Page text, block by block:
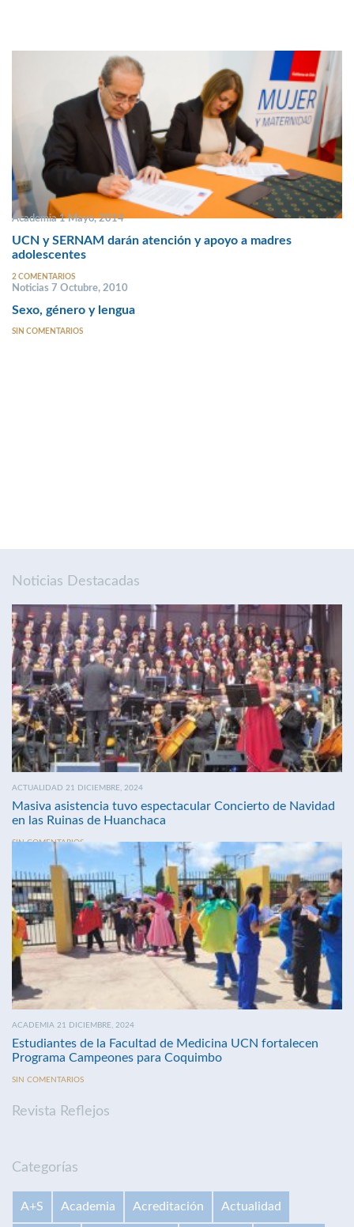
Academia 1 Mayo, 2014
UCN y SERNAM darán atención y apoyo a madres
adolescentes
2 COMENTARIOS
Noticias 7 Octubre, 2010
Sexo, género y lengua
SIN COMENTARIOS
Noticias Destacadas
ACTUALIDAD 21 DICIEMBRE, 2024
Masiva asistencia tuvo espectacular Concierto de Navidad
en las Ruinas de Huanchaca
SIN COMENTARIOS
ACADEMIA 21 DICIEMBRE, 2024
Estudiantes de la Facultad de Medicina UCN fortalecen
Programa Campeones para Coquimbo
SIN COMENTARIOS
Revista Reflejos
Categorías
A+S Academia Acreditación Actualidad